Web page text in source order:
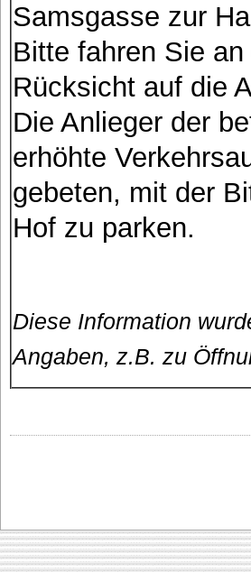
Samsgasse zur
Bitte fahren Sie
Rücksicht auf die
Die Anlieger der
erhöhte
gebeten, mit der
Hof zu parken.
Diese Information
Angaben, z.B. zu